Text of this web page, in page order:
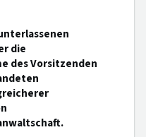
die
des Vorsitzenden